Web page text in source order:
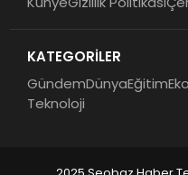
KATEGORİLER
GündemDünyaEğitim
Teknoloji